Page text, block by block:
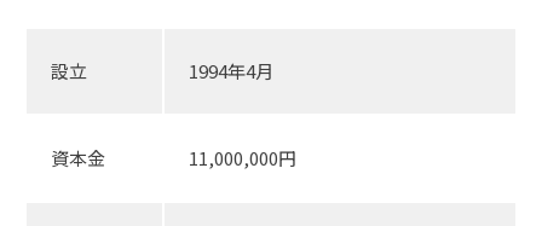
設立 1994年4月
資本金 11,000,000円